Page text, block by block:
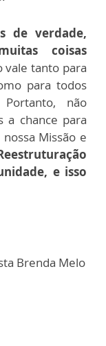
de verdade,
coisas
vale tanto para
para todos
não
a chance para
Missão e
e isso
Brenda Melo